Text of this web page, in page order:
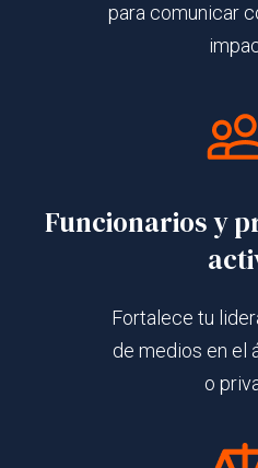
para comunicar
Funcionarios y
Fortalece tu
de medios en el
o